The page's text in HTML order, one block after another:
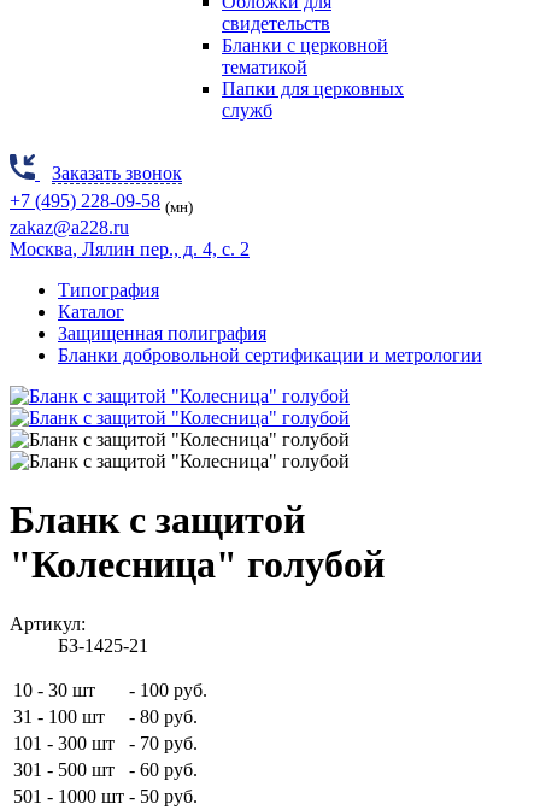
свидетельств
Бланки с церковной
тематикой
Папки для церковных
служб
Заказать звонок
+7 (495) 228-09-58 (мн)
zakaz@a228.ru
Москва, Лялин пер., д. 4, с. 2
Типография
Каталог
Защищенная полиграфия
Бланки добровольной сертификации и метрологии
Бланк с защитой
"Колесница" голубой
Артикул:
БЗ-1425-21
10 - 30 шт - 100 руб.
31 - 100 шт
- 80 руб.
101 - 300 шт
- 70 руб.
301 - 500 шт
- 60 руб.
501 - 1000 шт - 50 руб.